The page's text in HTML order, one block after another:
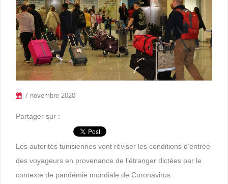
7 novembre 2020
Partager sur :
Les autorités tunisiennes vont réviser les conditions d’entrée
des voyageurs en provenance de l’étranger dictées par le
contexte de pandémie mondiale de Coronavirus.